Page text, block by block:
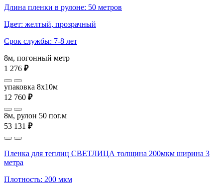
Длина пленки в рулоне: 50 метров
Цвет: желтый, прозрачный
Срок службы: 7-8 лет
8м, погонный метр
1 276 ₽
упаковка 8x10м
12 760 ₽
8м, рулон 50 пог.м
53 131 ₽
Пленка для теплиц СВЕТЛИЦА толщина 200мкм ширина 3
метра
Плотность: 200 мкм